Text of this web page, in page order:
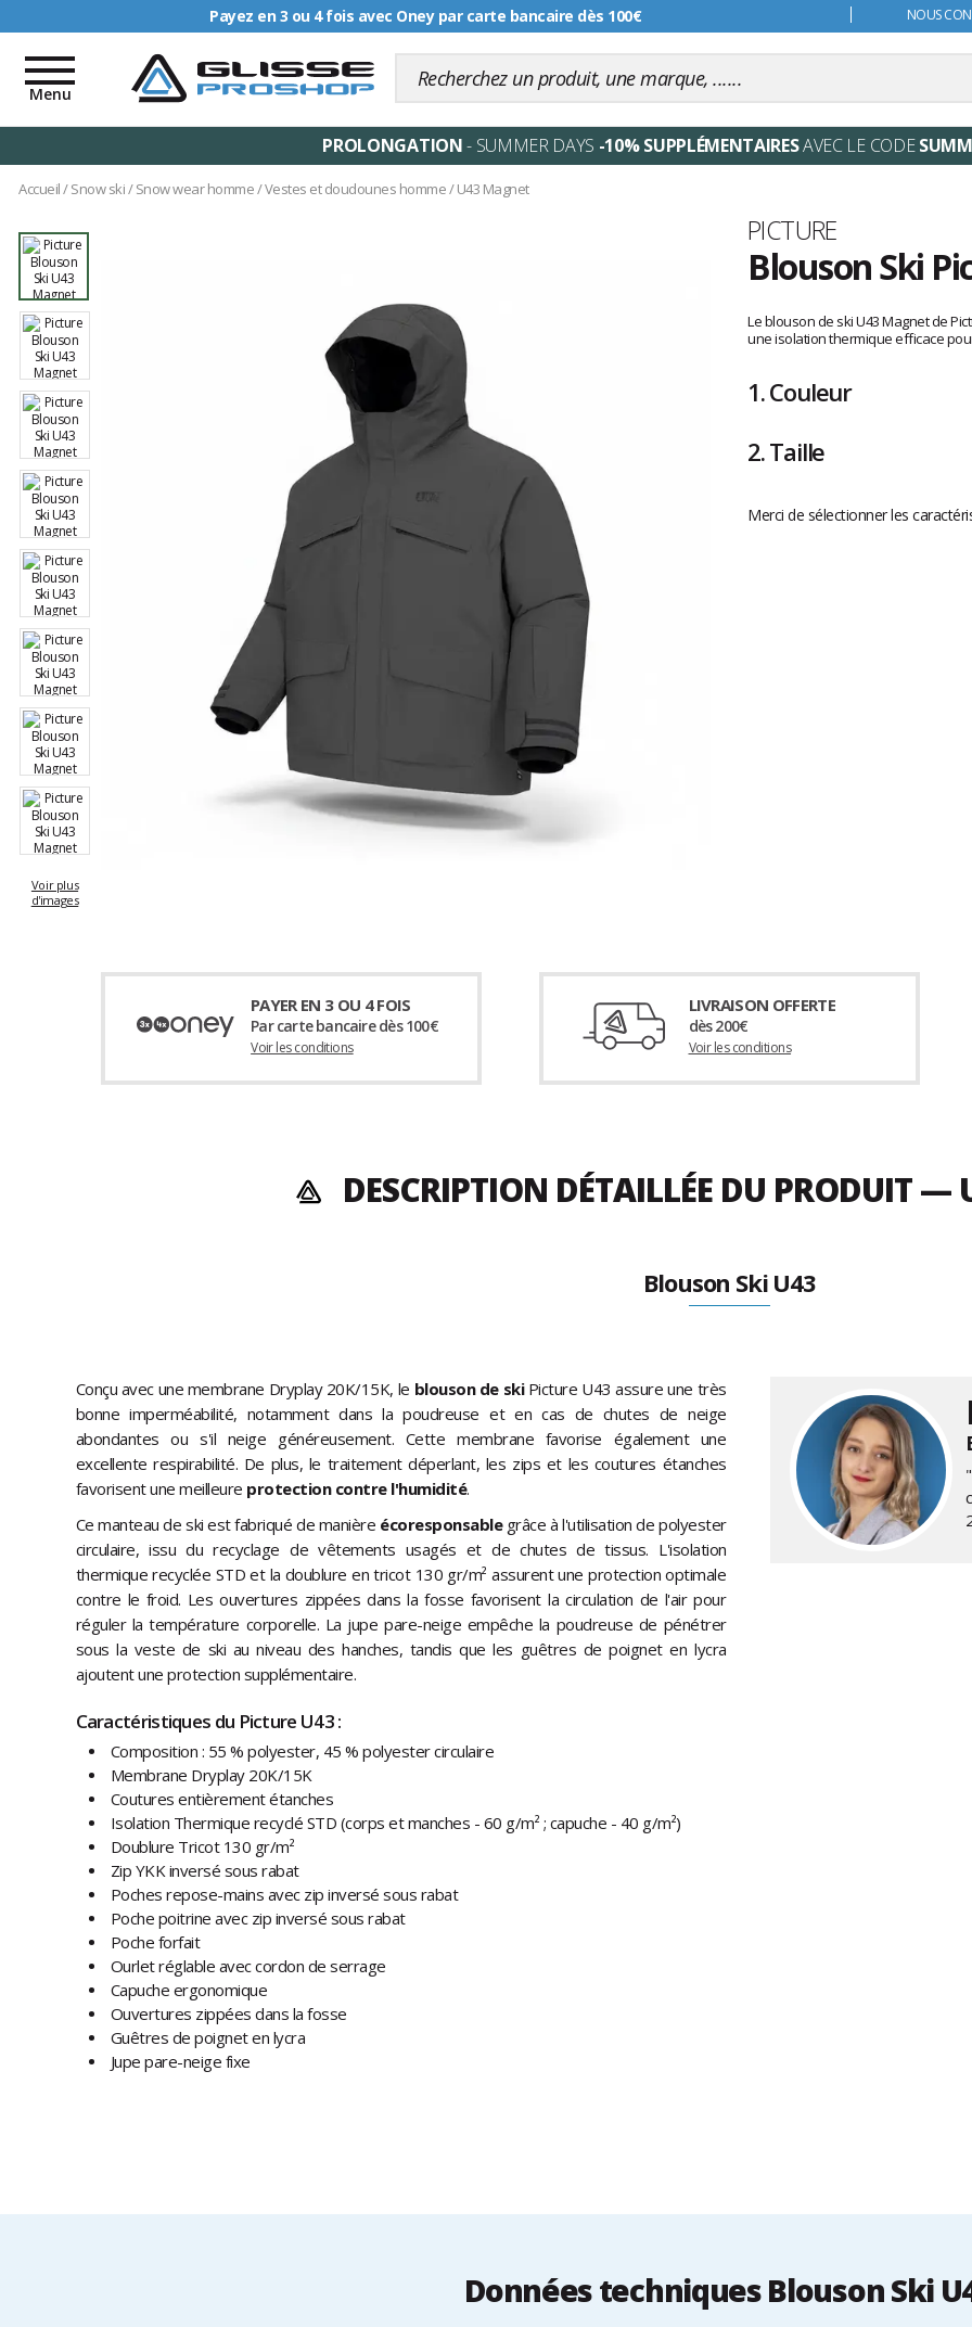
Livraison offerte dès 99€ NOUS
Toggle
navigation
Menu
PROLONGATION- SUMMER DAYS -10% SUPPLÉMENTAIRESAVEC LE CODE
Accueil/Snow ski/Snow wear homme/Vestes et doudounes homme/U43 Magnet
Voir plus
d'images
Marque
PICTURE
Blouson Ski
avis
clients
Le blouson de ski U43 Magnet de
une isolation thermique efficace
1.Couleur
2.Taille
Merci de sélectionner les
PAYER EN 3 OU 4 FOIS
Par carte bancaire dès 100€
Voir les conditions
LIVRAISON OFFERTE
dès 200€
Voir les conditions
DESCRIPTION DÉTAILLÉE DU PRODUIT —
Blouson Ski U43
Conçu avec une membrane Dryplay 20K/15K, le blouson de skiPicture U43 assure une très
bonne imperméabilité, notamment dans la poudreuse et en cas de chutes de neige
abondantes ou s'il neige généreusement. Cette membrane favorise également une
excellente respirabilité. De plus, le traitement déperlant, les zips et les coutures étanches
favorisent une meilleure protection contre l'humidité.
Ce manteau de ski est fabriqué de manière écoresponsablegrâce à l'utilisation de polyester
circulaire, issu du recyclage de vêtements usagés et de chutes de tissus. L'isolation
thermique recyclée STD et la doublure en tricot 130 gr/m² assurent une protection optimale
contre le froid. Les ouvertures zippées dans la fosse favorisent la circulation de l'air pour
réguler la température corporelle. La jupe pare-neige empêche la poudreuse de pénétrer
sous la veste de ski au niveau des hanches, tandis que les guêtres de poignet en lycra
ajoutent une protection supplémentaire.
Caractéristiques du Picture U43 :
Composition : 55 % polyester, 45 % polyester circulaire
Membrane Dryplay 20K/15K
Coutures entièrement étanches
Isolation Thermique recyclé STD (corps et manches - 60 g/m² ; capuche - 40 g/m²)
Doublure Tricot 130 gr/m²
Zip YKK inversé sous rabat
Poches repose-mains avec zip inversé sous rabat
Poche poitrine avec zip inversé sous rabat
Poche forfait
Ourlet réglable avec cordon de serrage
Capuche ergonomique
Ouvertures zippées dans la fosse
Guêtres de poignet en lycra
Jupe pare-neige fixe
Données techniques Blouson Ski